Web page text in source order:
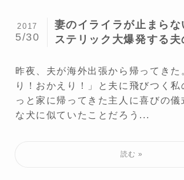
妻のイライラが止まらな
ステリック大爆発する
2017
5/30
昨夜、夫が海外出張から帰ってき
り！おかえり！」と夫に飛びつく私
っと家に帰ってきた主人に喜びの儀
な犬に似ていたことだろう...